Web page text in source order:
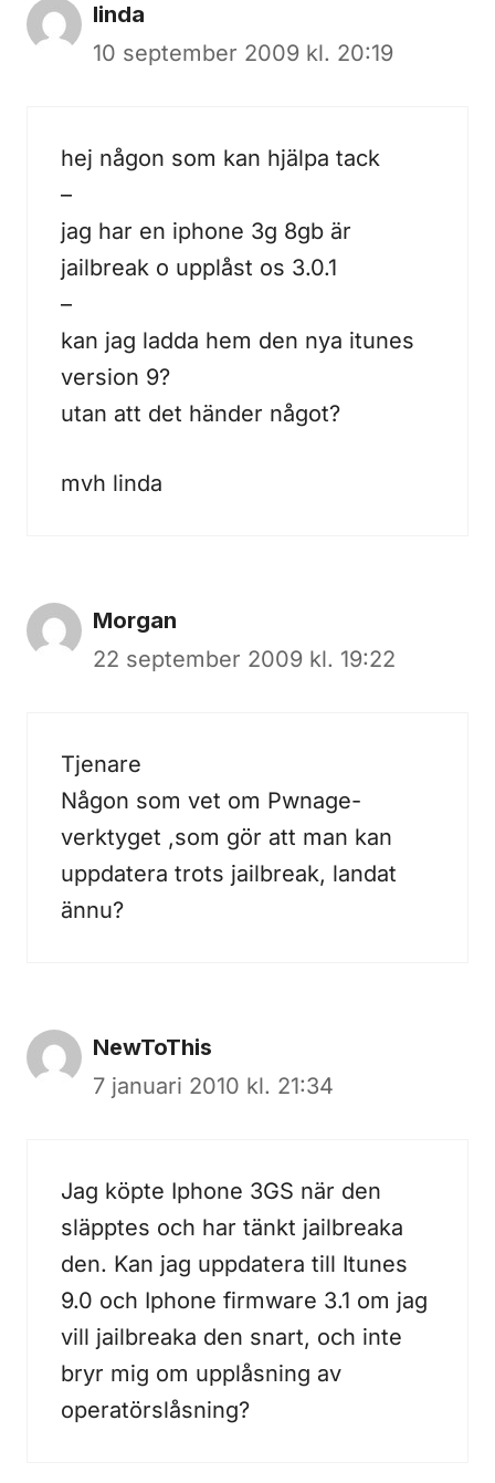
linda
10 september 2009 kl. 20:19
hej någon som kan hjälpa tack
–
jag har en iphone 3g 8gb är
jailbreak o upplåst os 3.0.1
–
kan jag ladda hem den nya itunes
version 9?
utan att det händer något?
mvh linda
Morgan
22 september 2009 kl. 19:22
Tjenare
Någon som vet om Pwnage-
verktyget ,som gör att man kan
uppdatera trots jailbreak, landat
ännu?
NewToThis
7 januari 2010 kl. 21:34
Jag köpte Iphone 3GS när den
släpptes och har tänkt jailbreaka
den. Kan jag uppdatera till Itunes
9.0 och Iphone firmware 3.1 om jag
vill jailbreaka den snart, och inte
bryr mig om upplåsning av
operatörslåsning?